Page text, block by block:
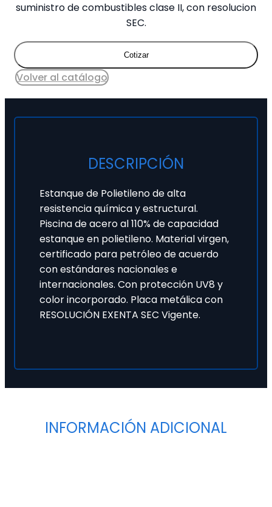
suministro de combustibles clase II, con resolucion
SEC.
Cotizar
Volver al catálogo
DESCRIPCIÓN
Estanque de Polietileno de alta
resistencia química y estructural.
Piscina de acero al 110% de capacidad
estanque en polietileno. Material virgen,
certificado para petróleo de acuerdo
con estándares nacionales e
internacionales. Con protección UV8 y
color incorporado. Placa metálica con
RESOLUCIÓN EXENTA SEC Vigente.
INFORMACIÓN ADICIONAL